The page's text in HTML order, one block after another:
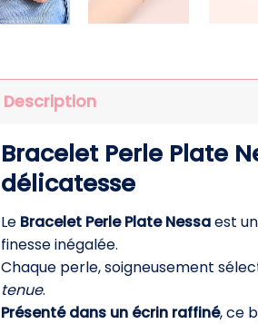
Description
Bracelet Perle Plate
délicatesse
Le Bracelet Perle Plate Nessaest
finesse inégalée.
Chaque perle, soigneusement
tenue.
Présenté dans un écrin raffiné, ce